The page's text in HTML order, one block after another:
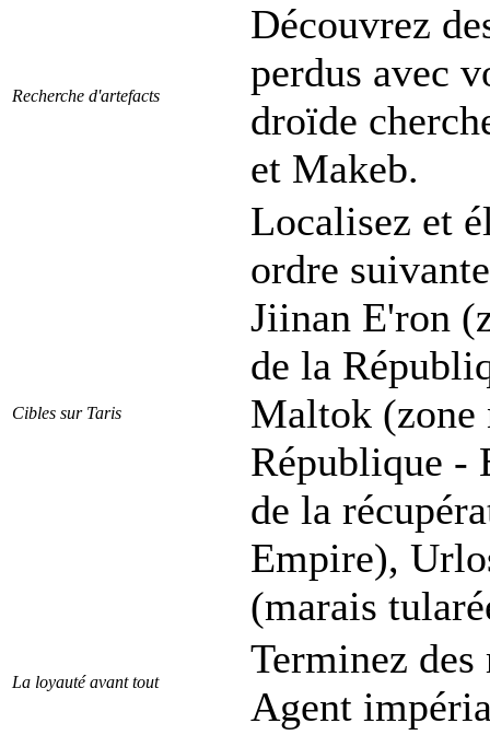
Recherche d'artefacts
Découvrez
perdus avec
droïde
et Makeb.
Cibles sur Taris
Localisez et
ordre
Jiinan E'ron
de la
Maltok (zone
République -
de la
Empire),
(marais
La loyauté avant tout
Terminez
Agent